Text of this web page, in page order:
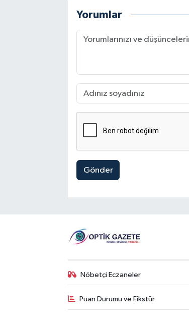
Yorumlar
Gönder
Nöbetçi Eczaneler
Puan Durumu ve Fikstür